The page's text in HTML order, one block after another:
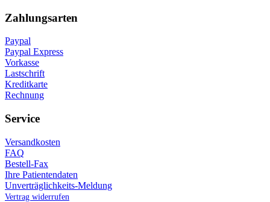
Zahlungsarten
Paypal
Paypal Express
Vorkasse
Lastschrift
Kreditkarte
Rechnung
Service
Versandkosten
FAQ
Bestell-Fax
Ihre Patientendaten
Unverträglichkeits-Meldung
Vertrag widerrufen